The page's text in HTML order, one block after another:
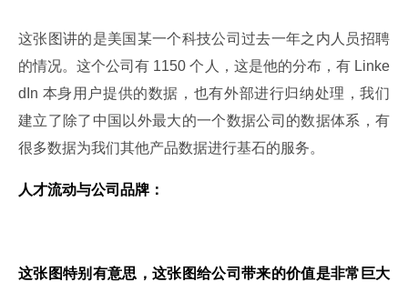
这张图讲的是美国某一个科技公司过去一年之内人员招聘
的情况。这个公司有 1150 个人，这是他的分布，有 Linke
dIn 本身用户提供的数据，也有外部进行归纳处理，我们
建立了除了中国以外最大的一个数据公司的数据体系，有
很多数据为我们其他产品数据进行基石的服务。
人才流动与公司品牌：
这张图特别有意思，这张图给公司带来的价值是非常巨大